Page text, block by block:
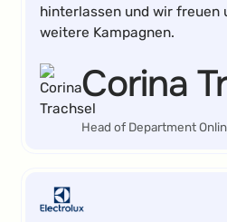
hinterlassen und wir freuen
weitere Kampagnen.
Corina
Head of Department